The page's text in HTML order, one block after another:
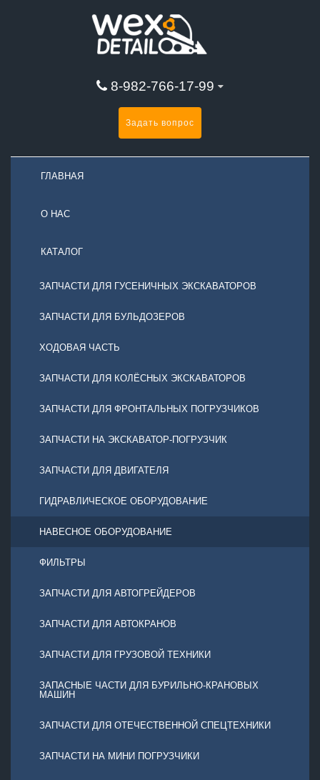
8-982-766-17-99
Задать вопрос
ГЛАВНАЯ
О НАС
КАТАЛОГ
ЗАПЧАСТИ ДЛЯ ГУСЕНИЧНЫХ ЭКСКАВАТОРОВ
ЗАПЧАСТИ ДЛЯ БУЛЬДОЗЕРОВ
ХОДОВАЯ ЧАСТЬ
ЗАПЧАСТИ ДЛЯ КОЛЁСНЫХ ЭКСКАВАТОРОВ
ЗАПЧАСТИ ДЛЯ ФРОНТАЛЬНЫХ ПОГРУЗЧИКОВ
ЗАПЧАСТИ НА ЭКСКАВАТОР-ПОГРУЗЧИК
ЗАПЧАСТИ ДЛЯ ДВИГАТЕЛЯ
ГИДРАВЛИЧЕСКОЕ ОБОРУДОВАНИЕ
НАВЕСНОЕ ОБОРУДОВАНИЕ
ФИЛЬТРЫ
ЗАПЧАСТИ ДЛЯ АВТОГРЕЙДЕРОВ
ЗАПЧАСТИ ДЛЯ АВТОКРАНОВ
ЗАПЧАСТИ ДЛЯ ГРУЗОВОЙ ТЕХНИКИ
ЗАПАСНЫЕ ЧАСТИ ДЛЯ БУРИЛЬНО-КРАНОВЫХ
МАШИН
ЗАПЧАСТИ ДЛЯ ОТЕЧЕСТВЕННОЙ СПЕЦТЕХНИКИ
ЗАПЧАСТИ НА МИНИ ПОГРУЗЧИКИ